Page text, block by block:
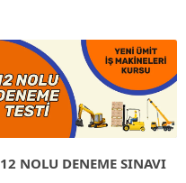
12 NOLU DENEME SINAVI